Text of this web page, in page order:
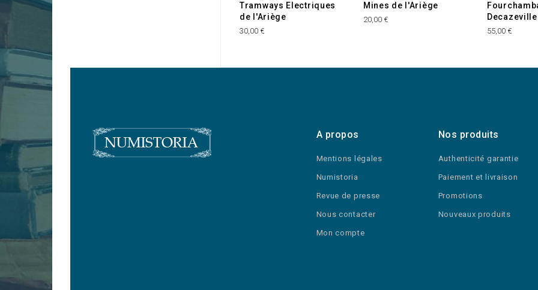
Tramways Electriques
de l'Ariège
30,00 €
Mines de l'Ariège
20,00 €
Decazeville
55,00 €
A propos
Mentions légales
Numistoria
Revue de presse
Nous contacter
Mon compte
Nos produits
Authenticité garantie
Paiement et livraison
Promotions
Nouveaux produits